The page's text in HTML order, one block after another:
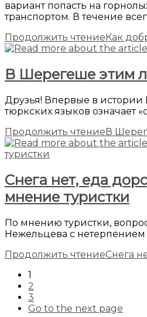
вариант попасть на
транспортом. В течение
Продолжить чтение Как
В Шерегеше этим
Друзья! Впервые в истории
тюркских языков означает
Продолжить чтениеВ
Снега нет, еда
мнение туристки
По мнению туристки,
Нежельцева с
Продолжить чтениеСнега
1
2
3
Go to the next page